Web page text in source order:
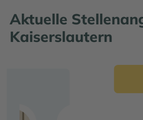
Aktuelle
Kaiserslautern